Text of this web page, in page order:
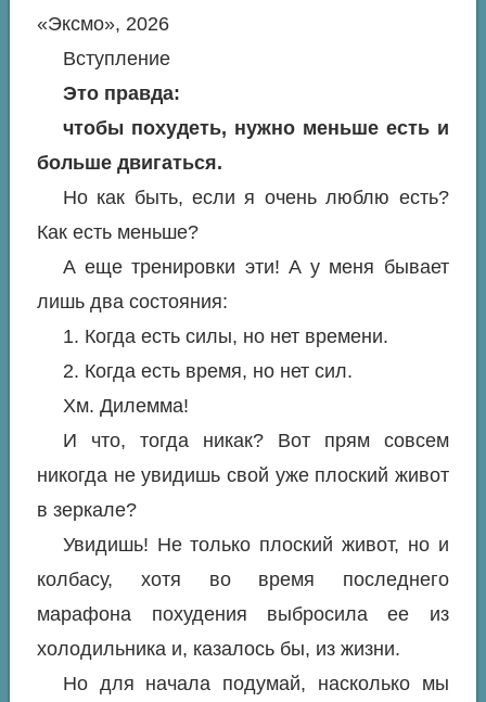
«Эксмо», 2026
Вступление
Это правда:
чтобы похудеть, нужно меньше есть и
больше двигаться.
Но как быть, если я очень люблю есть?
Как есть меньше?
А еще тренировки эти! А у меня бывает
лишь два состояния:
1. Когда есть силы, но нет времени.
2. Когда есть время, но нет сил.
Хм. Дилемма!
И что, тогда никак? Вот прям совсем
никогда не увидишь свой уже плоский живот
в зеркале?
Увидишь! Не только плоский живот, но и
колбасу, хотя во время последнего
марафона похудения выбросила ее из
холодильника и, казалось бы, из жизни.
Но для начала подумай, насколько мы